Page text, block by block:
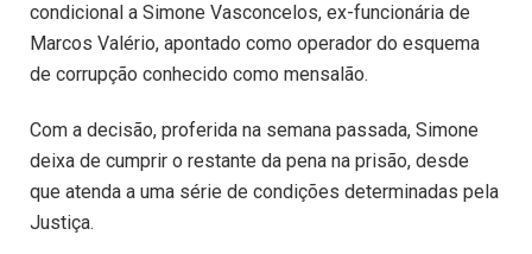
condicional a Simone Vasconcelos, ex-funcionária de
Marcos Valério, apontado como operador do esquema
de corrupção conhecido como mensalão.
Com a decisão, proferida na semana passada, Simone
deixa de cumprir o restante da pena na prisão, desde
que atenda a uma série de condições determinadas pela
Justiça.